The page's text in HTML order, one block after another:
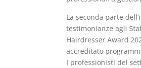
La seconda parte
testimonianze agli
Hairdresser Award
accreditato
I professionisti del